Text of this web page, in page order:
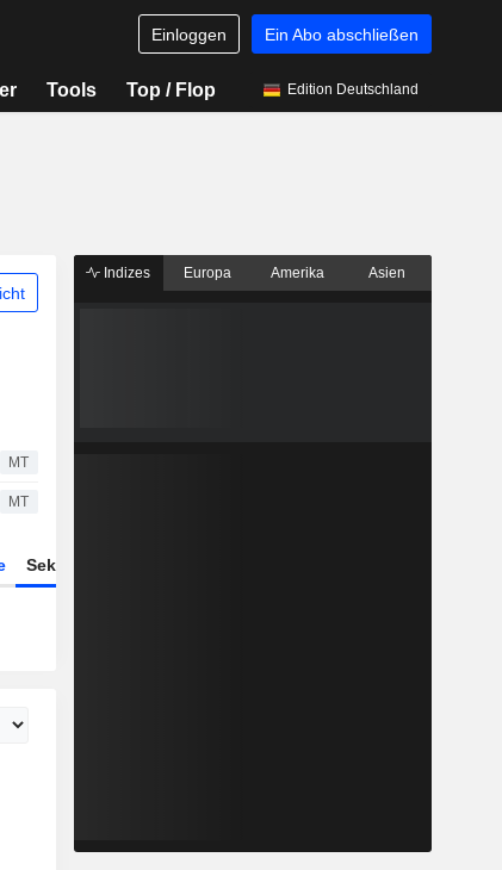
Einloggen Ein Abo abschließen
Tools Top / Flop Edition Deutschland
MT
MT
Sektor
Indizes Europa Amerika Asien